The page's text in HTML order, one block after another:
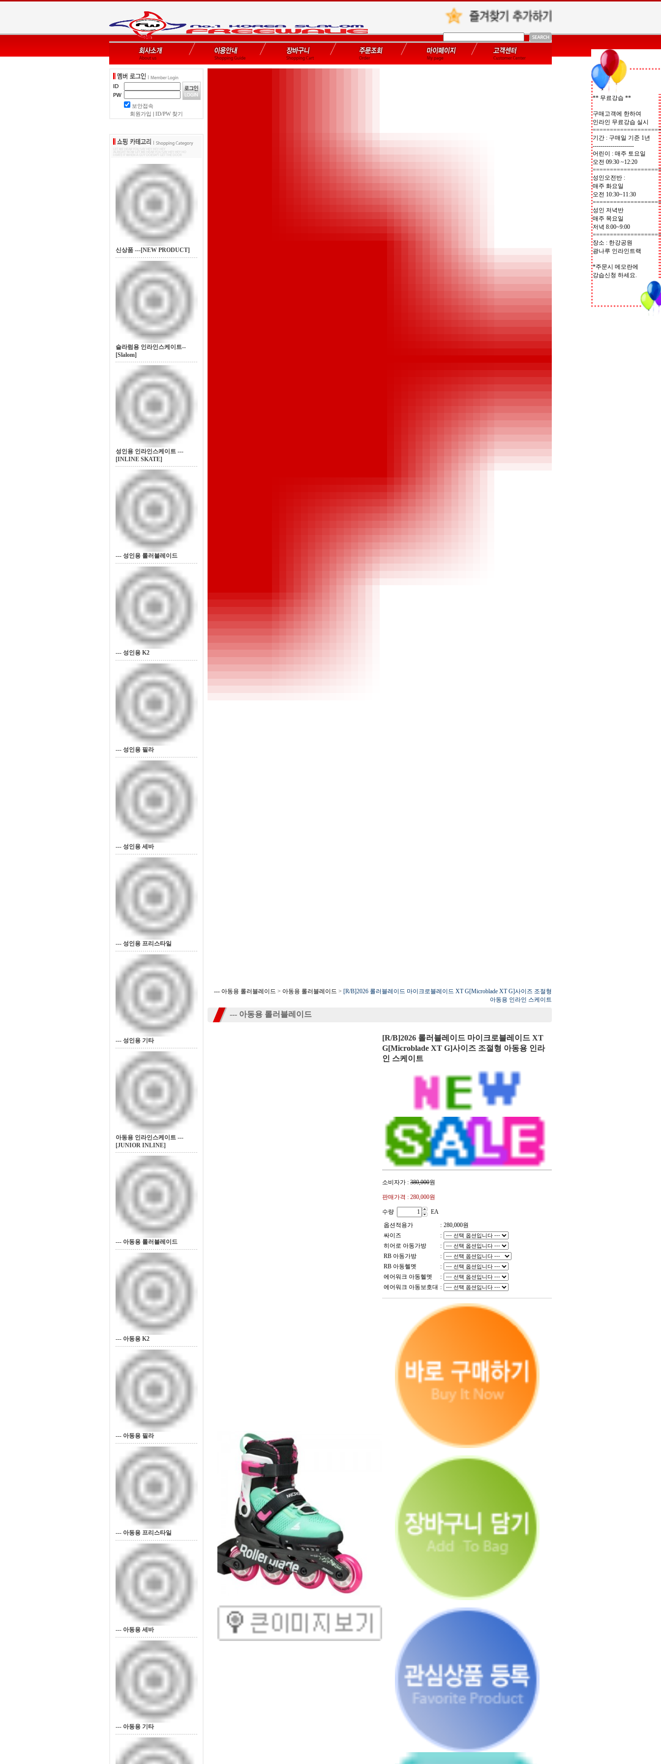
보안접속
회원가입
ID/PW 찾기
신상품 ---[NEW PRODUCT]
슬라럼용 인라인스케이트--
[Slalom]
성인용 인라인스케이트 ---
[INLINE SKATE]
--- 성인용 롤러블레이드
--- 성인용 K2
--- 성인용 필라
--- 성인용 세바
--- 성인용 프리스타일
--- 성인용 기타
아동용 인라인스케이트 ---
[JUNIOR INLINE]
--- 아동용 롤러블레이드
--- 아동용 K2
--- 아동용 필라
--- 아동용 프리스타일
--- 아동용 세바
--- 아동용 기타
--- 아동용 롤러블레이드 > 아동용 롤러블레이드 > [R/B]2026 롤러블레이드 마이크로블레이드 XT G[Microblade XT G]사이즈 조절형
아동용 인라인 스케이트
--- 아동용 롤러블레이드
[R/B]2026 롤러블레이드 마이크로블레이드 XT
G[Microblade XT G]사이즈 조절형 아동용 인라
인 스케이트
소비자가 : 380,000원
판매가격 : 280,000원
수량
EA
옵션적용가
: 280,000원
싸이즈
:
히어로 아동가방
:
RB 아동가방
:
RB 아동헬멧
:
에어워크 아동헬멧
:
에어워크 아동보호대 :
** 무료강습 **
구매고객에 한하여
인라인 무료강습 실시
기간 : 구매일 기준 1년
---------------------
어린이 : 매주 토요일
오전 09:30 ~12:20
성인오전반 :
매주 화요일
오전 10:30~11:30
성인 저녁반
매주 목요일
저녁 8:00~9:00
장소 : 한강공원
광나루 인라인트랙
*주문시 메모란에
강습신청 하세요.